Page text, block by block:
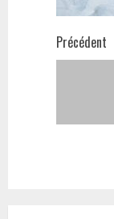
Précédent